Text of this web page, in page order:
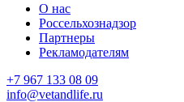
О нас
Россельхознадзор
Партнеры
Рекламодателям
+7 967 133 08 09
info@vetandlife.ru